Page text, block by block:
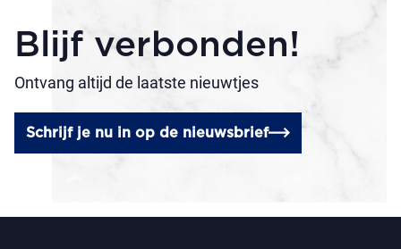
Blijf verbonden!
Ontvang altijd de laatste nieuwtjes
Schrijf je nu in op de nieuwsbrief